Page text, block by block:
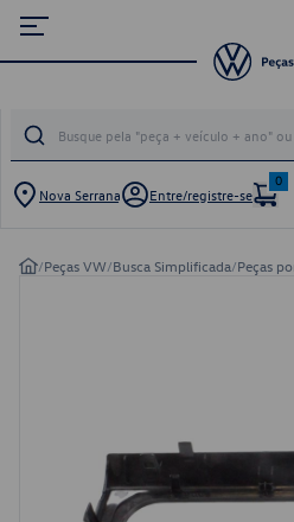
Nova Serrana Entre/registre-se
0
/Peças VW/Busca Simplificada/Peças